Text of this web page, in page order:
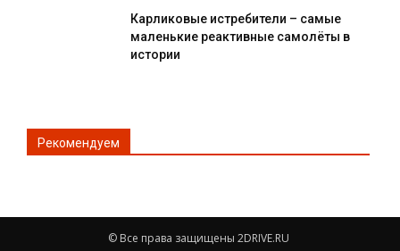
Карликовые истребители – самые
маленькие реактивные самолёты в
истории
Рекомендуем
© Все права защищены 2DRIVE.RU